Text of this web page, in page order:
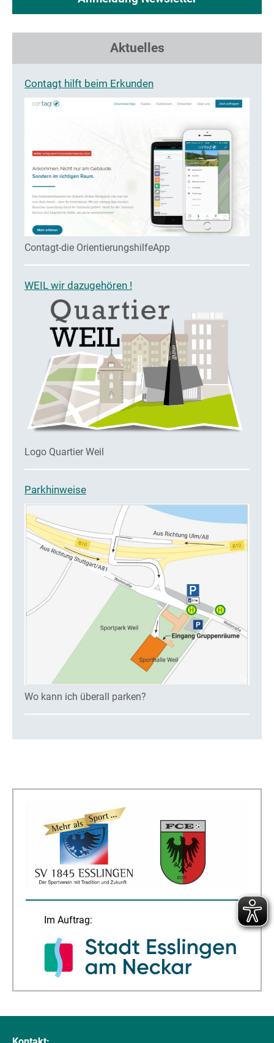
Aktuelles
Contagt hilft beim Erkunden
Contagt-die OrientierungshilfeApp
WEIL wir dazugehören !
Logo Quartier Weil
Parkhinweise
Wo kann ich überall parken?
Im Auftrag: